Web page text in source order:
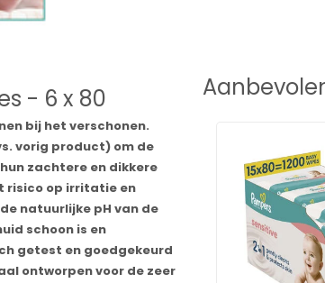
- 6 x 80
bij het verschonen.
vorig product) om de
zachtere en dikkere
risico op irritatie en
natuurlijke pH van de
schoon is en
getest en goedgekeurd
ontworpen voor de zeer